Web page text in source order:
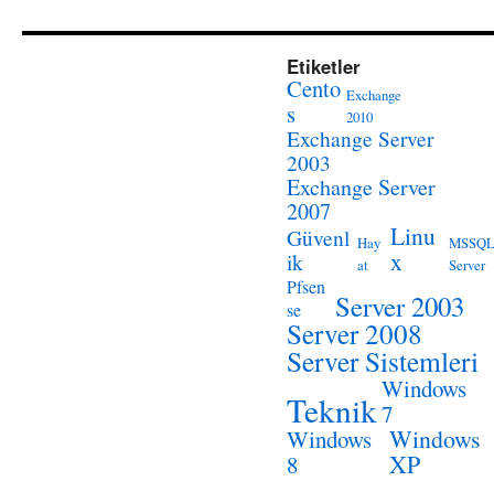
Etiketler
Cento
s
Exchange
2010
Exchange Server
2003
Exchange Server
2007
Güvenl
ik
Hay
at
Linu
x
MSSQL
Server
Pfsen
se
Server 2003
Server 2008
Server Sistemleri
TeknikWindows
7
Windows
8
Windows
XP